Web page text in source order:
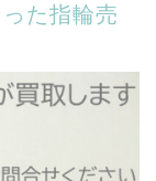
た指輪売